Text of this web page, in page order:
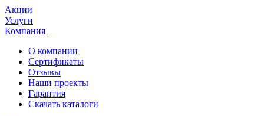
Акции
Услуги
Компания
О компании
Сертификаты
Отзывы
Наши проекты
Гарантия
Скачать каталоги